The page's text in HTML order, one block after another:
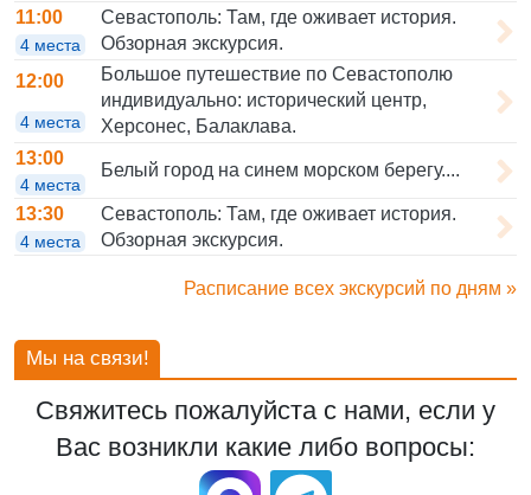
11:00
4 места
Севастополь: Там, где оживает история.
Обзорная экскурсия.
12:00
4 места
Большое путешествие по Севастополю
индивидуально: исторический центр,
Херсонес, Балаклава.
13:00
4 места
Белый город на синем морском берегу....
13:30
4 места
Севастополь: Там, где оживает история.
Обзорная экскурсия.
Расписание всех экскурсий по дням »
Мы на связи!
Свяжитесь пожалуйста с нами, если у
Вас возникли какие либо вопросы: